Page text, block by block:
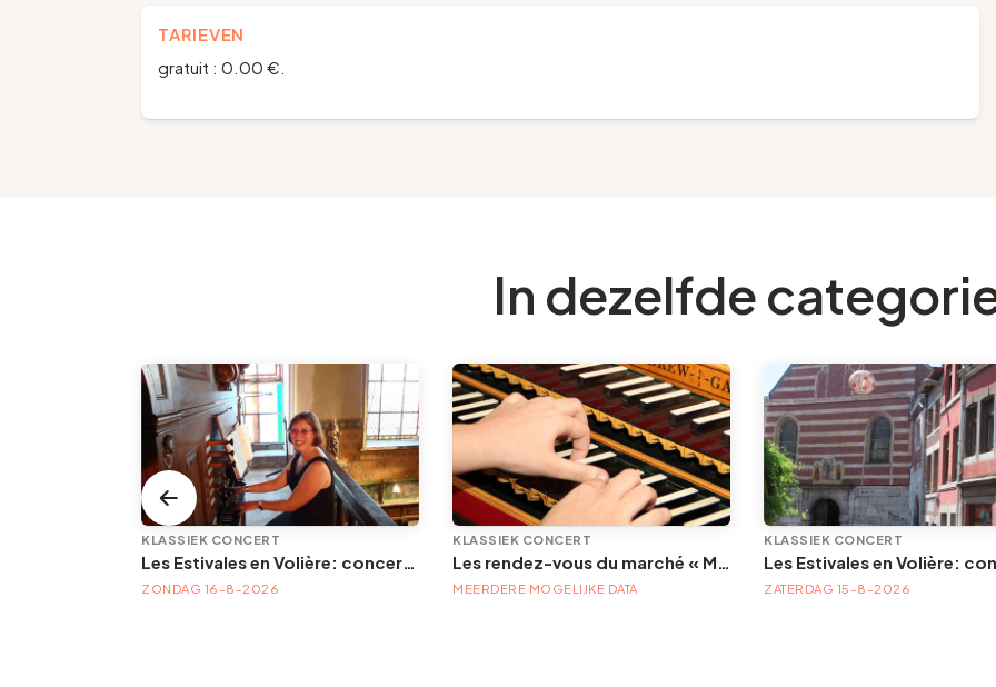
TARIEVEN
gratuit : 0.00 €.
In dezelfde
KLASSIEK CONCERT
Les Estivales en Volière: concert d'orgue | « Orgue en Volière » , les 3e dimanches du mois (été) audition d’orgue (accès libre)
ZONDAG 16-8-2026
KLASSIEK CONCERT
Les rendez-vous du marché « Musique à la Batte »
MEERDERE MOGELIJKE DATA
KLASSIEK CONCERT
ZATERDAG 15-8-2026